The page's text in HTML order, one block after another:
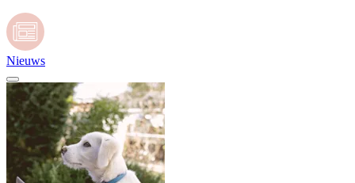
Nieuws